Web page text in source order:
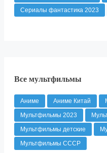
Сериалы фантастика 2023
Все мультфильмы
Аниме Аниме Китай
Мультфильмы 2023
Мультфильмы детские
Мультфильмы СССР